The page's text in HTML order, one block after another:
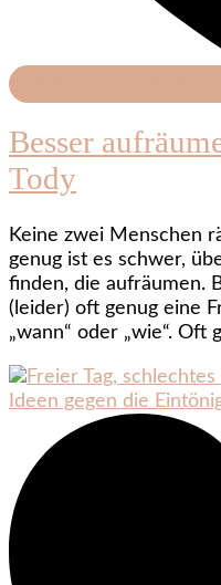
Besser
Tody
Keine zwei Menschen
genug ist es schwer,
finden, die aufräumen.
(leider) oft genug eine
„wann“ oder „wie“. Oft